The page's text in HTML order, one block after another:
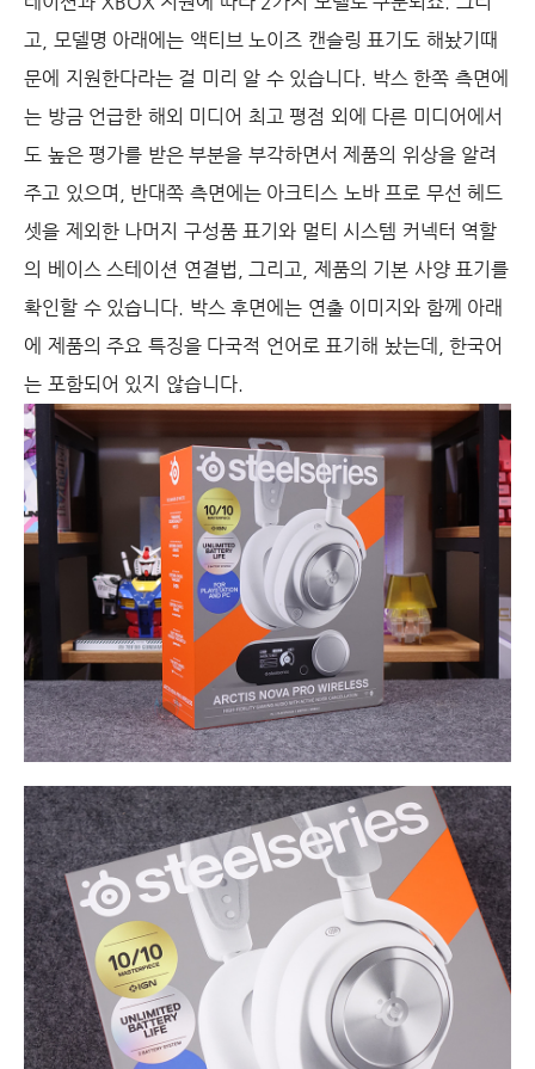
고, 모델명 아래에는 액티브 노이즈 캔슬링 표기도 해놨기때
문에 지원한다라는 걸 미리 알 수 있습니다. 박스 한쪽 측면에
는 방금 언급한 해외 미디어 최고 평점 외에 다른 미디어에서
도 높은 평가를 받은 부분을 부각하면서 제품의 위상을 알려
주고 있으며, 반대쪽 측면에는 아크티스 노바 프로 무선 헤드
셋을 제외한 나머지 구성품 표기와 멀티 시스템 커넥터 역할
의 베이스 스테이션 연결법, 그리고, 제품의 기본 사양 표기를
확인할 수 있습니다. 박스 후면에는 연출 이미지와 함께 아래
에 제품의 주요 특징을 다국적 언어로 표기해 놨는데, 한국어
는 포함되어 있지 않습니다.